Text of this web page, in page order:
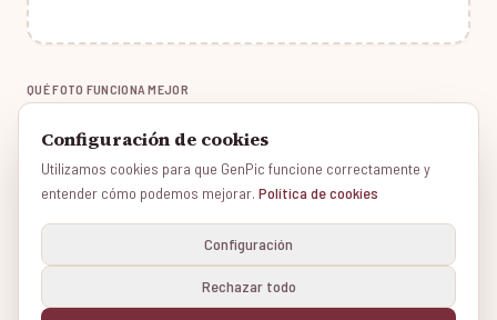
Configuración de cookies
Utilizamos cookies para que GenPic funcione correctamente y
entender cómo podemos mejorar. Política de cookies
Configuración
Rechazar todo
QUÉ FOTO FUNCIONA MEJOR
Buena iluminación
Familias, parejas, amigos
Vuestra foto es privada. Solo la usamos para crear el retrato y la borramos
automáticamente en 14 días. Recuerda utilizar fotos propias o que tengas